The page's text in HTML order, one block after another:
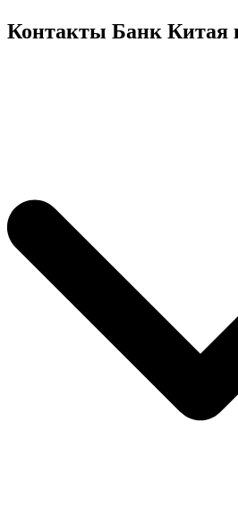
Контакты Банк Китая